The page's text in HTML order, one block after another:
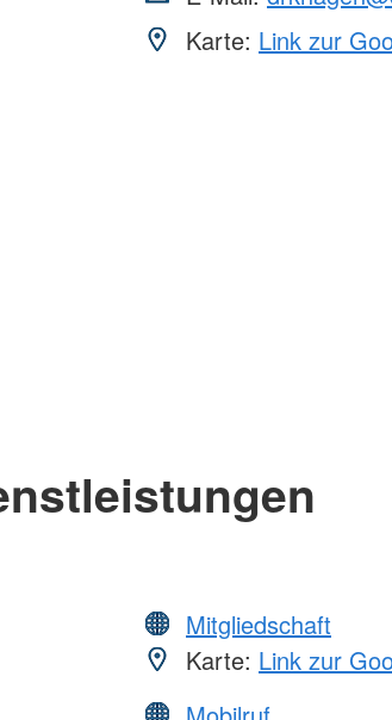
Karte: Link zur
Mitgliedschaft
Karte: Link zur